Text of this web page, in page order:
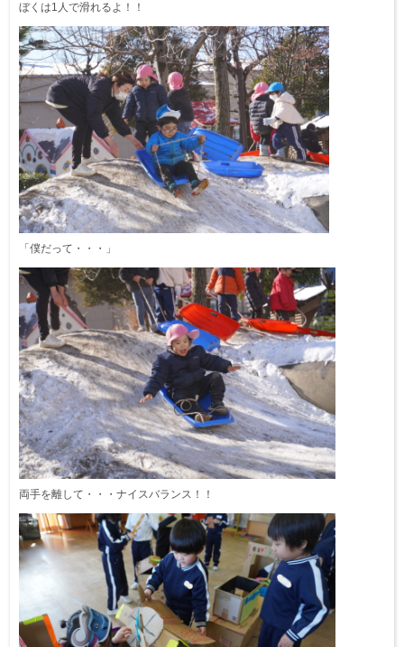
ぼくは1人で滑れるよ！！
「僕だって・・・」
両手を離して・・・ナイスバランス！！